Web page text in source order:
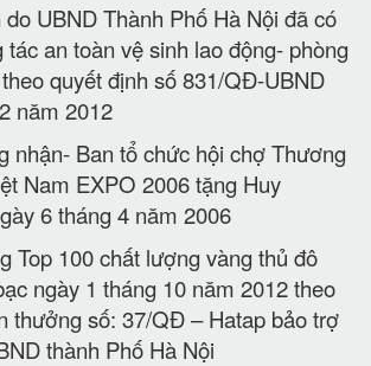
UBND Thành Phố Hà Nội đã có
an toàn vệ sinh lao động- phòng
quyết định số 831/QĐ-UBND
năm 2012
Ban tổ chức hội chợ Thương
Nam EXPO 2006 tặng Huy
6 tháng 4 năm 2006
100 chất lượng vàng thủ đô
ngày 1 tháng 10 năm 2012 theo
thưởng số: 37/QĐ – Hatap bảo trợ
thành Phố Hà Nội